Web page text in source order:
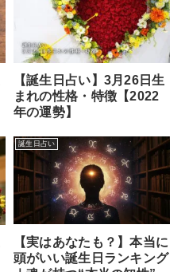
【誕生日占い】3月26日生
まれの性格・特徴【2022
年の運勢】
誕生日占い
【実はあなたも？】本当に
頭がいい誕生日ランキング